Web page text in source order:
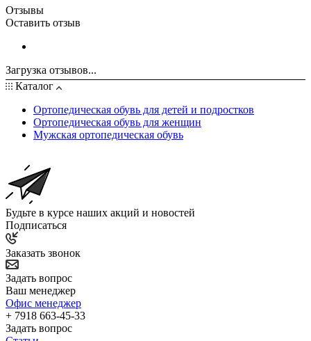
Отзывы
Оставить отзыв
Загрузка отзывов...
Каталог
Ортопедическая обувь для детей и подростков
Ортопедическая обувь для женщин
Мужская ортопедическая обувь
Будьте в курсе наших акций и новостей
Подписаться
Заказать звонок
Задать вопрос
Ваш менеджер
Офис менеджер
+ 7918 663-45-33
Задать вопрос